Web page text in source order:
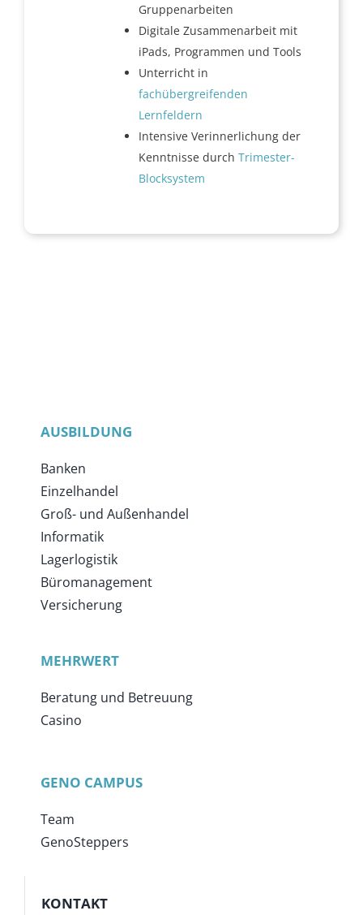
Gruppenarbeiten
Digitale Zusammenarbeit mit
iPads, Programmen und Tools
Unterricht in
fachübergreifenden
Lernfeldern
Intensive Verinnerlichung der
Kenntnisse durch Trimester-
Blocksystem
AUSBILDUNG
Banken
Einzelhandel
Groß- und Außenhandel
Informatik
Lagerlogistik
Büromanagement
Versicherung
MEHRWERT
Beratung und Betreuung
Casino
GENO CAMPUS
Team
GenoSteppers
KONTAKT